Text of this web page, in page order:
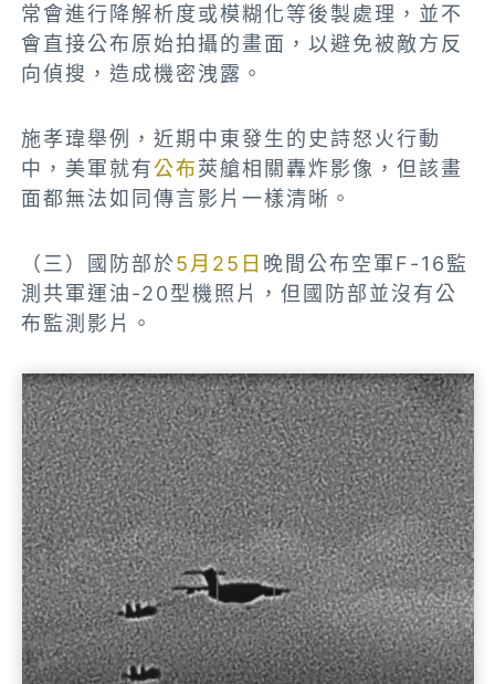
常會進行降解析度或模糊化等後製處理，並不
會直接公布原始拍攝的畫面，以避免被敵方反
向偵搜，造成機密洩露。
施孝瑋舉例，近期中東發生的史詩怒火行動
中，美軍就有公布莢艙相關轟炸影像，但該畫
面都無法如同傳言影片一樣清晰。
（三）國防部於5月25日 晚間公布空軍F-16監
測共軍運油-20型機照片，但國防部並沒有公
布監測影片。